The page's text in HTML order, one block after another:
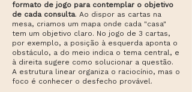
formato de jogo para contemplar o objetivo
de cada consulta. Ao dispor as cartas na
mesa, criamos um mapa onde cada "casa"
tem um objetivo claro. No jogo de 3 cartas,
por exemplo, a posição à esquerda aponta o
obstáculo, a do meio indica o tema central, e
à direita sugere como solucionar a questão.
A estrutura linear organiza o raciocínio, mas o
foco é conhecer o desfecho provável.